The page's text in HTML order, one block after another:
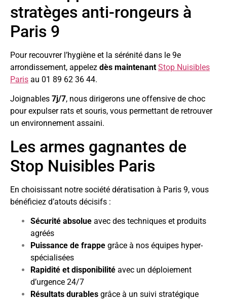
stratèges anti-rongeurs à
Paris 9
Pour recouvrer l’hygiène et la sérénité dans le 9e
arrondissement, appelez dès maintenant Stop Nuisibles
Paris au 01 89 62 36 44.
Joignables 7j/7, nous dirigerons une offensive de choc
pour expulser rats et souris, vous permettant de retrouver
un environnement assaini.
Les armes gagnantes de
Stop Nuisibles Paris
En choisissant notre société dératisation à Paris 9, vous
bénéficiez d’atouts décisifs :
Sécurité absolue avec des techniques et produits
agréés
Puissance de frappe grâce à nos équipes hyper-
spécialisées
Rapidité et disponibilité avec un déploiement
d’urgence 24/7
Résultats durables grâce à un suivi stratégique